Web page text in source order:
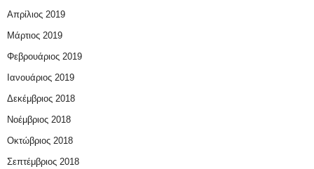
Απρίλιος 2019
Μάρτιος 2019
Φεβρουάριος 2019
Ιανουάριος 2019
Δεκέμβριος 2018
Νοέμβριος 2018
Οκτώβριος 2018
Σεπτέμβριος 2018